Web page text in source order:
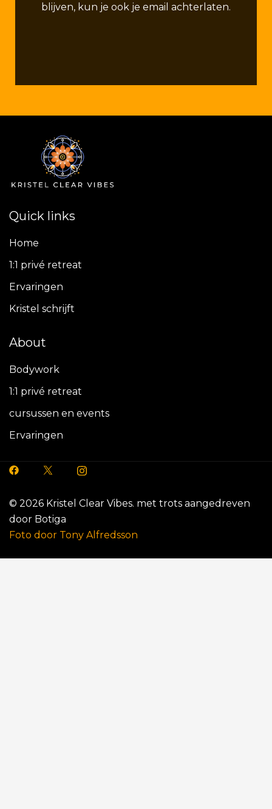
blijven, kun je ook je email achterlaten.
Quick links
Home
1:1 privé retreat
Ervaringen
Kristel schrijft
About
Bodywork
1:1 privé retreat
cursussen en events
Ervaringen
© 2026 Kristel Clear Vibes. met trots aangedreven
door Botiga
Foto door Tony Alfredsson